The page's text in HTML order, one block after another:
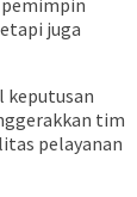
juga
keputusan
tim
pelayanan